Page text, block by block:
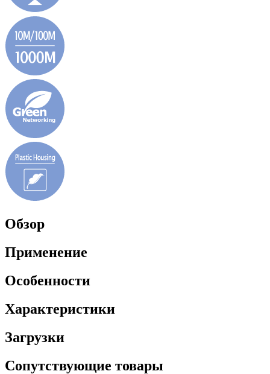
Обзор
Применение
Особенности
Характеристики
Загрузки
Сопутствующие товары